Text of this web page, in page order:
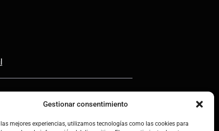
Gestionar consentimiento
las mejores experiencias, utilizamos tecnologías como las cookies para